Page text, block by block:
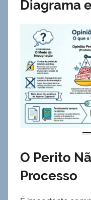
Diagrama
O Perito
Processo